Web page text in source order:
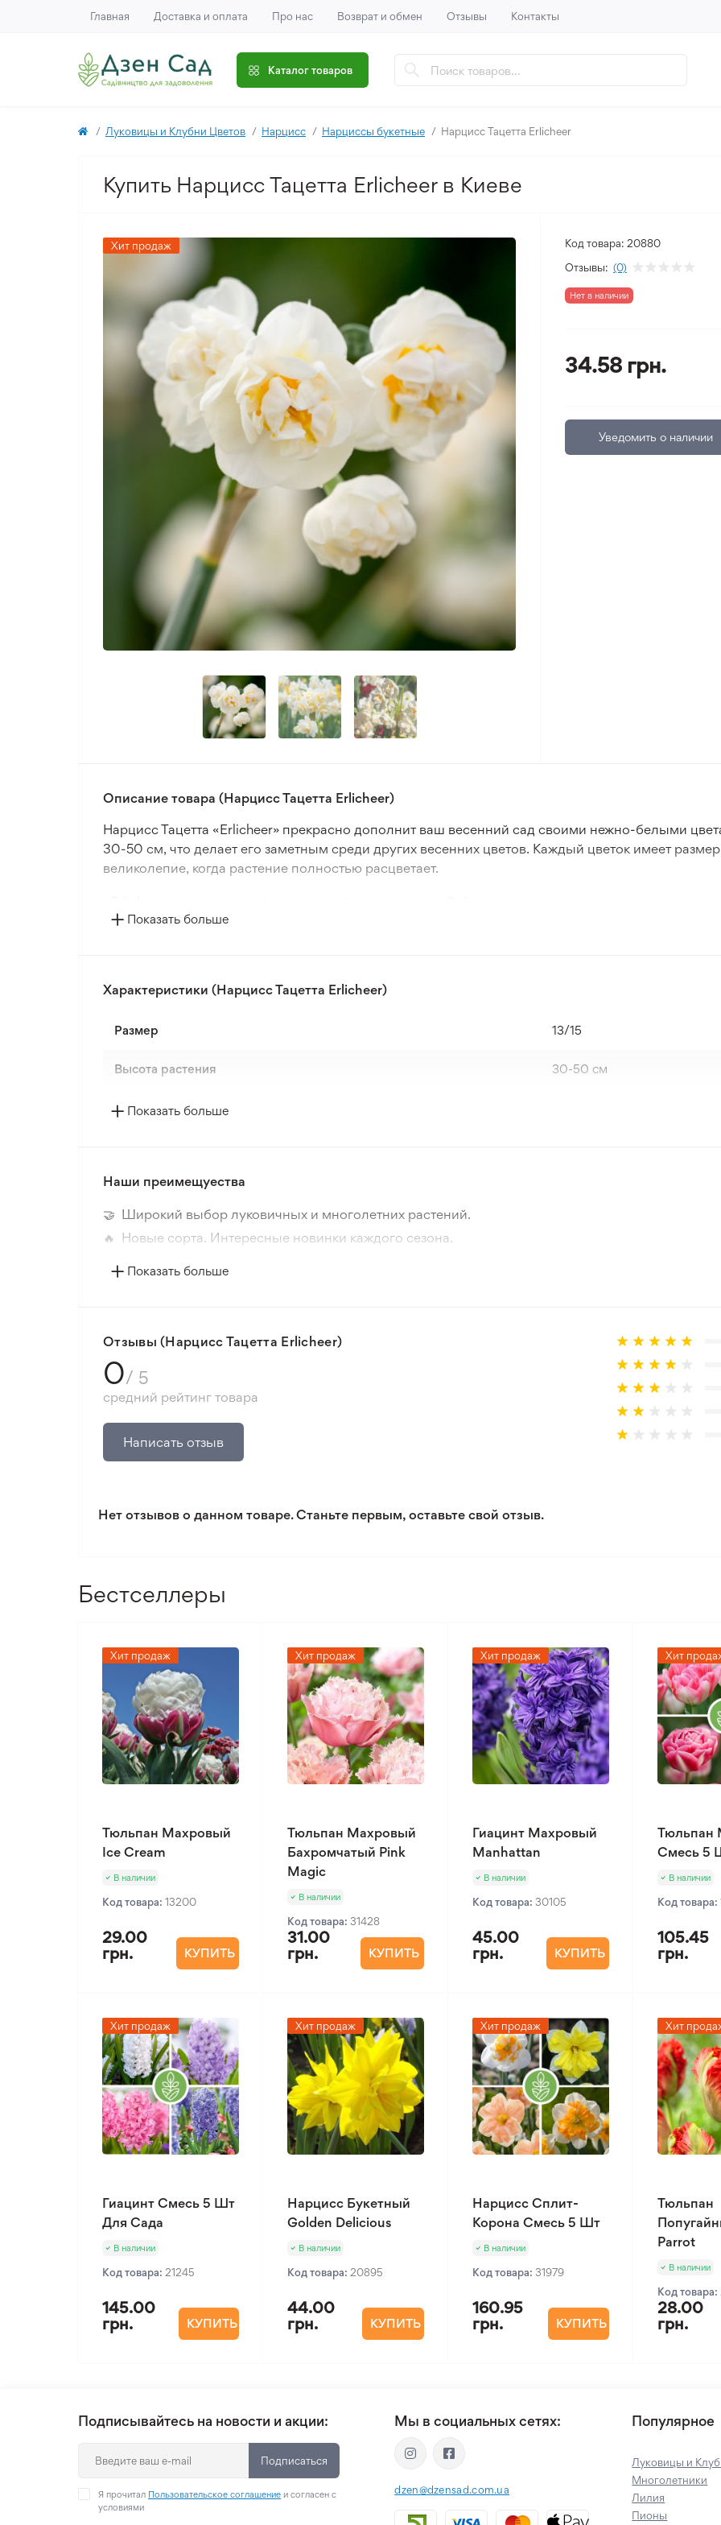
Главная Доставка и оплата Про нас Возврат и обмен Отзывы Контакты
Каталог товаров
Луковицы и Клубни Цветов Нарцисс Нарциссы букетные Нарцисс Тацетта Erlicheer
Купить Нарцисс Тацетта Erlicheer в Киеве
Хит продаж Код товара: 20880
Отзывы: (0)
Нет в наличии
34.58 грн.
Уведомить о наличии
Описание товара (Нарцисс Тацетта Erlicheer)
Нарцисс Тацетта «Erlicheer» прекрасно дополнит ваш весенний сад своими нежно-белыми
30-50 см, что делает его заметным среди других весенних цветов. Каждый цветок имеет
великолепие, когда растение полностью расцветает.
размера 13/15 обеспечивают здоровые корни и отличный рост растений. Нарцисс можно
выращивание в обычной почве нормального качества и в условиях умеренного климата
Показать больше
Характеристики (Нарцисс Тацетта Erlicheer)
Размер 13/15
Высота растения 30-50 см
Страна происхождения
Период цветения
Размер цветка
Цвет растения
Корень
Расстояние посадки
В горшок, Открытый грунт
Показать больше
Наши преимещуества
🤝 Широкий выбор луковичных и многолетних растений.
🔥 Новые сорта. Интересные новинки каждого сезона.
📸 Соответствие сортов. Совпадение фотографии товара и реального растения.
Показать больше
Отзывы (Нарцисс Тацетта Erlicheer)
0/ 5
средний рейтинг товара
Написать отзыв
Нет отзывов о данном товаре. Станьте первым, оставьте свой отзыв.
Бестселлеры
Хит продаж
Тюльпан Махровый
Ice Cream
В наличии
Код товара: 13200
29.00
грн.
КУПИТЬ
Хит продаж
Тюльпан Махровый
Бахромчатый Pink
Magic
В наличии
Код товара: 31428
31.00
грн.
КУПИТЬ
Хит продаж
Гиацинт Махровый
Manhattan
В наличии
Код товара: 30105
45.00
грн.
КУПИТЬ
Хит
Тюльпан
Смесь 5
В наличии
Код товара:
105.45
грн.
Хит продаж
Гиацинт Смесь 5 Шт
Для Сада
В наличии
Код товара: 21245
145.00
грн.
КУПИТЬ
Хит продаж
Нарцисс Букетный
Golden Delicious
В наличии
Код товара: 20895
44.00
грн.
КУПИТЬ
Хит продаж
Нарцисс Сплит-
Корона Смесь 5 Шт
В наличии
Код товара: 31979
160.95
грн.
КУПИТЬ
Хит
Тюльпан
Parrot
В наличии
Код товара:
28.00
грн.
Подписывайтесь на новости и акции:
Подписаться
Я прочитал Пользовательское соглашение и согласен с
условиями
Мы в социальных сетях:
dzen@dzensad.com.ua
Популярное
Луковицы и
Многолетники
Лилия
Пионы